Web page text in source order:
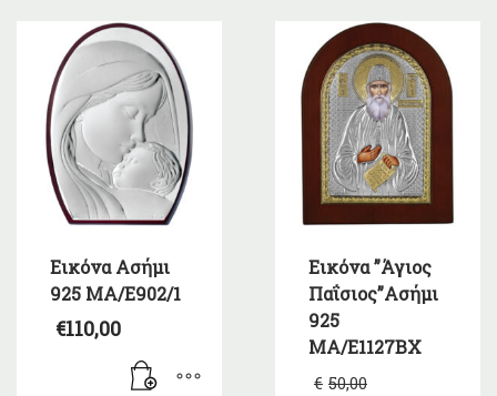
Εικόνα Ασήμι
925 MA/E902/1
€110,00
Εικόνα ”Άγιος
Παΐσιος”Ασήμι
925
MA/E1127BX
€ 50,00